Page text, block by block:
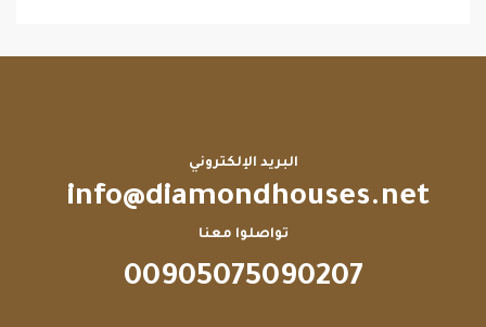
البريد الإلكتروني
info@diamondhouses.net
تواصلوا معنا
00905075090207